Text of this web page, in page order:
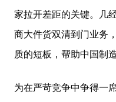
家拉开差距的关键。几
商大件货双清到门业务
质的短板，帮助中国制
为在严苛竞争中争得一